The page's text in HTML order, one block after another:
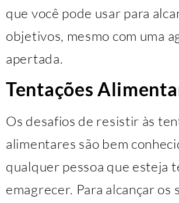
que você pode usar para
objetivos, mesmo com uma
apertada.
Tentações
Os desafios de resistir às
alimentares são bem
qualquer pessoa que esteja
emagrecer. Para alcançar os